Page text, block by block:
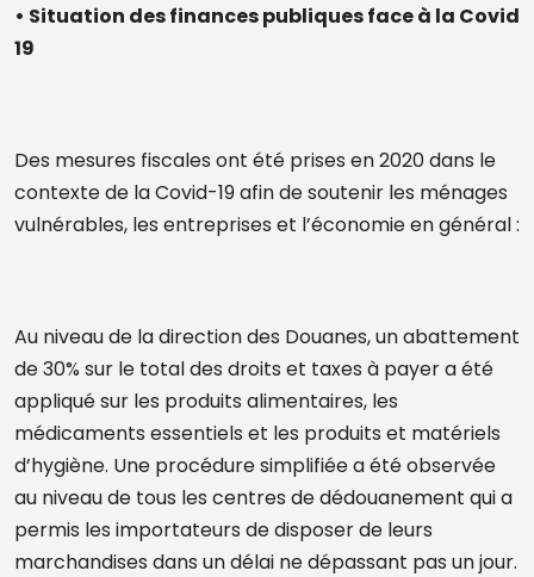
• Situation des finances publiques face à la Covid
19
Des mesures fiscales ont été prises en 2020 dans le
contexte de la Covid-19 afin de soutenir les ménages
vulnérables, les entreprises et l’économie en général :
Au niveau de la direction des Douanes, un abattement
de 30% sur le total des droits et taxes à payer a été
appliqué sur les produits alimentaires, les
médicaments essentiels et les produits et matériels
d’hygiène. Une procédure simplifiée a été observée
au niveau de tous les centres de dédouanement qui a
permis les importateurs de disposer de leurs
marchandises dans un délai ne dépassant pas un jour.